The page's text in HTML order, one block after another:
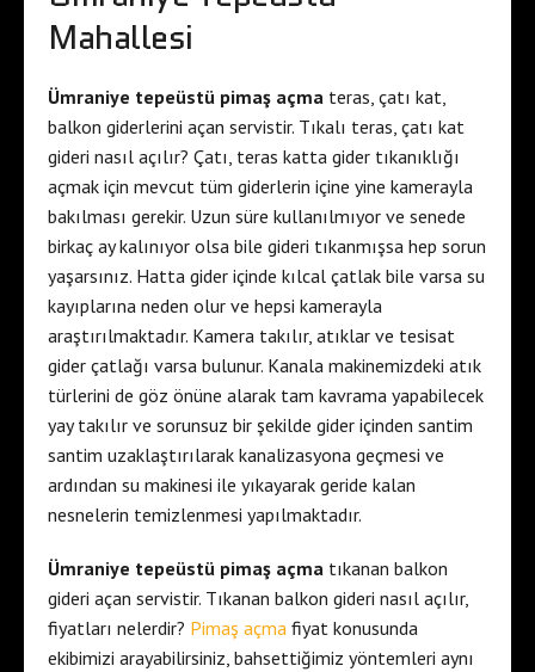
Mahallesi
Ümraniye tepeüstü pimaş açma teras, çatı kat,
balkon giderlerini açan servistir. Tıkalı teras, çatı kat
gideri nasıl açılır? Çatı, teras katta gider tıkanıklığı
açmak için mevcut tüm giderlerin içine yine kamerayla
bakılması gerekir. Uzun süre kullanılmıyor ve senede
birkaç ay kalınıyor olsa bile gideri tıkanmışsa hep sorun
yaşarsınız. Hatta gider içinde kılcal çatlak bile varsa su
kayıplarına neden olur ve hepsi kamerayla
araştırılmaktadır. Kamera takılır, atıklar ve tesisat
gider çatlağı varsa bulunur. Kanala makinemizdeki atık
türlerini de göz önüne alarak tam kavrama yapabilecek
yay takılır ve sorunsuz bir şekilde gider içinden santim
santim uzaklaştırılarak kanalizasyona geçmesi ve
ardından su makinesi ile yıkayarak geride kalan
nesnelerin temizlenmesi yapılmaktadır.
Ümraniye tepeüstü pimaş açma tıkanan balkon
gideri açan servistir. Tıkanan balkon gideri nasıl açılır,
fiyatları nelerdir? Pimaş açma fiyat konusunda
ekibimizi arayabilirsiniz, bahsettiğimiz yöntemleri aynı